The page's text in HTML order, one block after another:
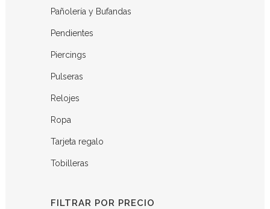
Pañolería y Bufandas
Pendientes
Piercings
Pulseras
Relojes
Ropa
Tarjeta regalo
Tobilleras
FILTRAR POR PRECIO